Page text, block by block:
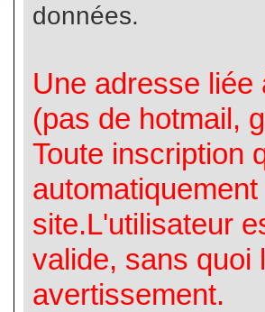
données.
Une adresse liée
(pas de hotmail,
Toute inscription
site.L'utilisateur
valide, sans quoi
avertissement.